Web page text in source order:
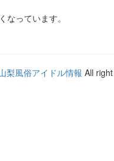
なっています。
梨風俗アイドル情報 All